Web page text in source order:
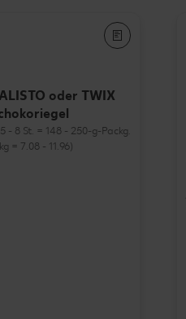
oder TWIX
- 8 St. = 148 - 250-g-Packg.
= 7.08 - 11.96)